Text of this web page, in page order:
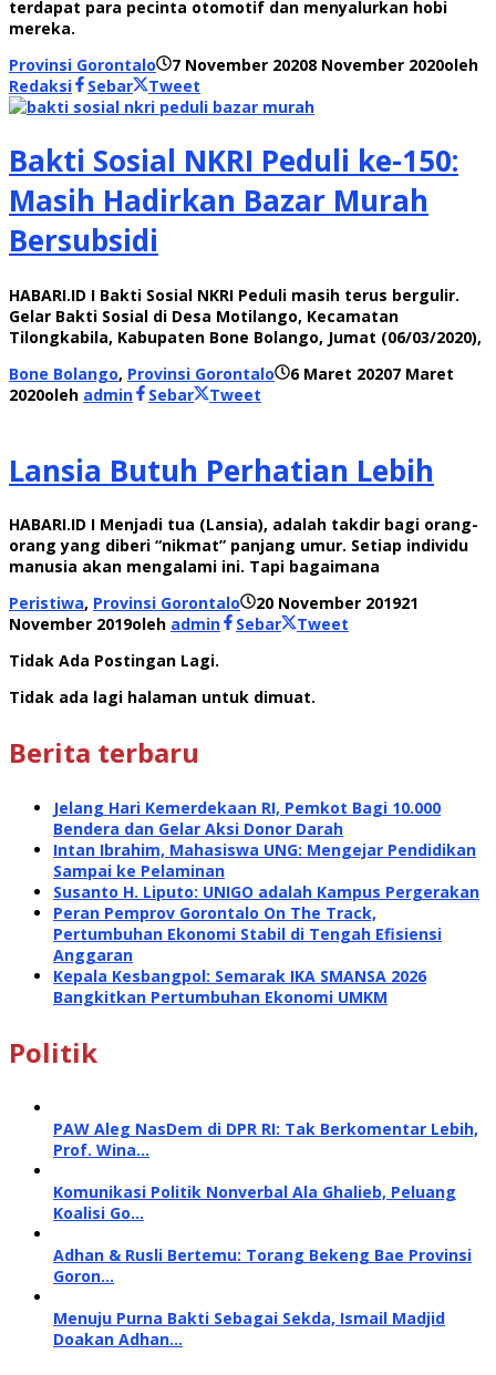
terdapat para pecinta otomotif dan menyalurkan hobi
mereka.
Provinsi Gorontalo
7 November 20208 November 2020oleh
Redaksi
Sebar Tweet
Bakti Sosial NKRI Peduli ke-150:
Masih Hadirkan Bazar Murah
Bersubsidi
HABARI.ID I Bakti Sosial NKRI Peduli masih terus bergulir.
Gelar Bakti Sosial di Desa Motilango, Kecamatan
Tilongkabila, Kabupaten Bone Bolango, Jumat (06/03/2020),
Bone Bolango, Provinsi Gorontalo 6 Maret 20207 Maret
2020oleh admin Sebar Tweet
Lansia Butuh Perhatian Lebih
HABARI.ID I Menjadi tua (Lansia), adalah takdir bagi orang-
orang yang diberi “nikmat” panjang umur. Setiap individu
manusia akan mengalami ini. Tapi bagaimana
Peristiwa, Provinsi Gorontalo 20 November 201921
November 2019oleh admin Sebar
Tweet
Tidak Ada Postingan Lagi.
Tidak ada lagi halaman untuk dimuat.
Berita terbaru
Jelang Hari Kemerdekaan RI, Pemkot Bagi 10.000
Bendera dan Gelar Aksi Donor Darah
Intan Ibrahim, Mahasiswa UNG: Mengejar Pendidikan
Sampai ke Pelaminan
Susanto H. Liputo: UNIGO adalah Kampus Pergerakan
Peran Pemprov Gorontalo On The Track,
Pertumbuhan Ekonomi Stabil di Tengah Efisiensi
Anggaran
Kepala Kesbangpol: Semarak IKA SMANSA 2026
Bangkitkan Pertumbuhan Ekonomi UMKM
Politik
PAW Aleg NasDem di DPR RI: Tak Berkomentar Lebih,
Prof. Wina…
Komunikasi Politik Nonverbal Ala Ghalieb, Peluang
Koalisi Go…
Adhan & Rusli Bertemu: Torang Bekeng Bae Provinsi
Goron…
Menuju Purna Bakti Sebagai Sekda, Ismail Madjid
Doakan Adhan…